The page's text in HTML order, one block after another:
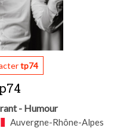
tp74
- Humour
Auvergne-Rhône-Alpes